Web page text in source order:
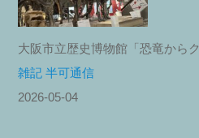
大阪市立歴史博物館「恐竜から
雑記 半可通信
2026-05-04